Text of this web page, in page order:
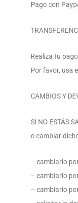
Pago con
Realiza tu
Por favor, usa
CAMBIOS Y
SI NO ESTÁS
o cambiar
– cambiarlo
– cambiarlo
– cambiarlo